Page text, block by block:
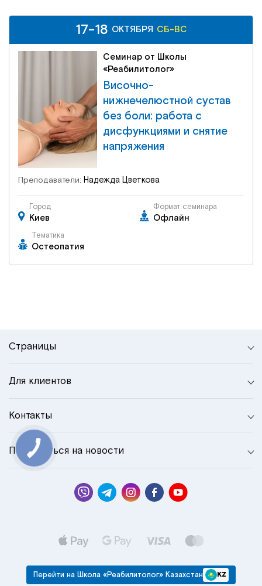
Семинар от Школы
«Реабилитолог»
Височно-
нижнечелюстной сустав
без боли: работа с
дисфункциями и снятие
напряжения
Преподаватели: Надежда Цветкова
Город
Киев
Формат семинара
Офлайн
Тематика
Остеопатия
17-18 ОКТЯБРЯ СБ-ВС
Страницы
Для клиентов
Контакты
Подписаться на новости
Перейти на Школа «Реабилитолог» Казахстан KZ
КНОПКА
СВЯЗИ